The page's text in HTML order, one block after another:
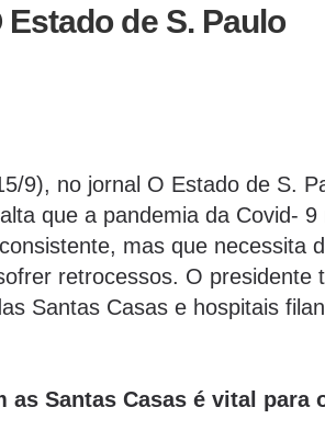
de S. Paulo
9), no jornal O Estado de S.
que a pandemia da Covid-
mas que necessita
retrocessos. O presidente
Santas Casas e hospitais
Santas Casas é vital para